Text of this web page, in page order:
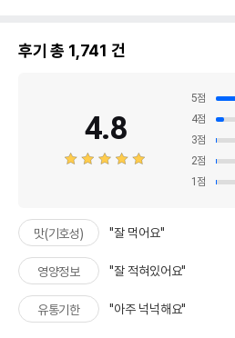
후기 총 1,741 건
4.8
5점
4점
3점
2점
1 점
맛(기호성) "잘 먹어요"
영양정보 "잘 적혀있어요"
유통기한 "아주 넉넉해요"